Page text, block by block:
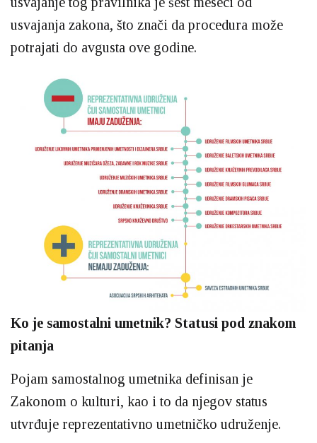
usvajanja zakona, što znači da procedura može
potrajati do avgusta ove godine.
Ko je samostalni umetnik? Statusi pod znakom
pitanja
Pojam samostalnog umetnika definisan je
Zakonom o kulturi, kao i to da njegov status
utvrđuje reprezentativno umetničko udruženje.